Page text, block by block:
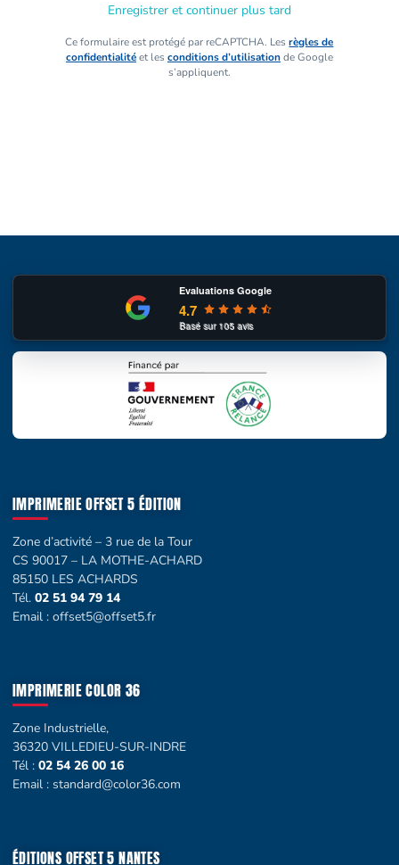
Enregistrer et continuer plus tard
Ce formulaire est protégé par reCAPTCHA. Lesrègles de
confidentialitéet les conditions d’utilisationde Google
s’appliquent.
Evaluations Google
4.7
Basé sur105avis
IMPRIMERIE OFFSET 5 ÉDITION
Zone d’activité – 3 rue de la Tour
CS 90017 – LA MOTHE-ACHARD
85150 LES ACHARDS
Tél. 02 51 94 79 14
Email : offset5@offset5.fr
IMPRIMERIE COLOR 36
Zone Industrielle,
36320 VILLEDIEU-SUR-INDRE
Tél : 02 54 26 00 16
Email : standard@color36.com
ÉDITIONS OFFSET 5 NANTES